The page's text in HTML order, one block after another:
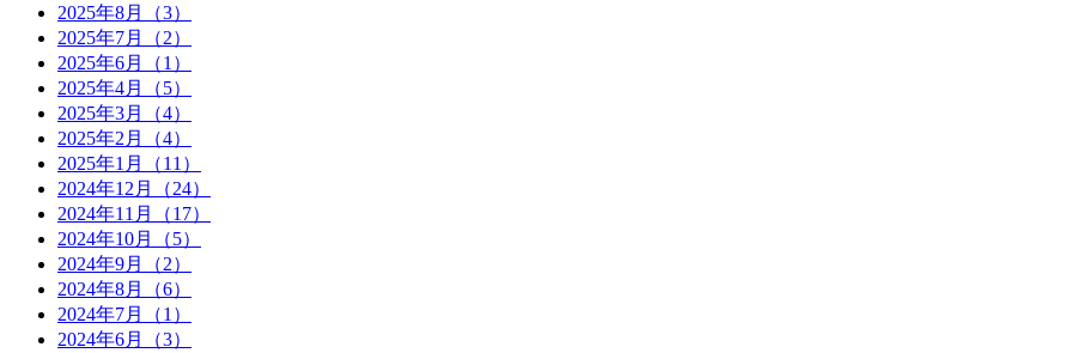
2025年8月（3）
2025年7月（2）
2025年6月（1）
2025年4月（5）
2025年3月（4）
2025年2月（4）
2025年1月（11）
2024年12月（24）
2024年11月（17）
2024年10月（5）
2024年9月（2）
2024年8月（6）
2024年7月（1）
2024年6月（3）